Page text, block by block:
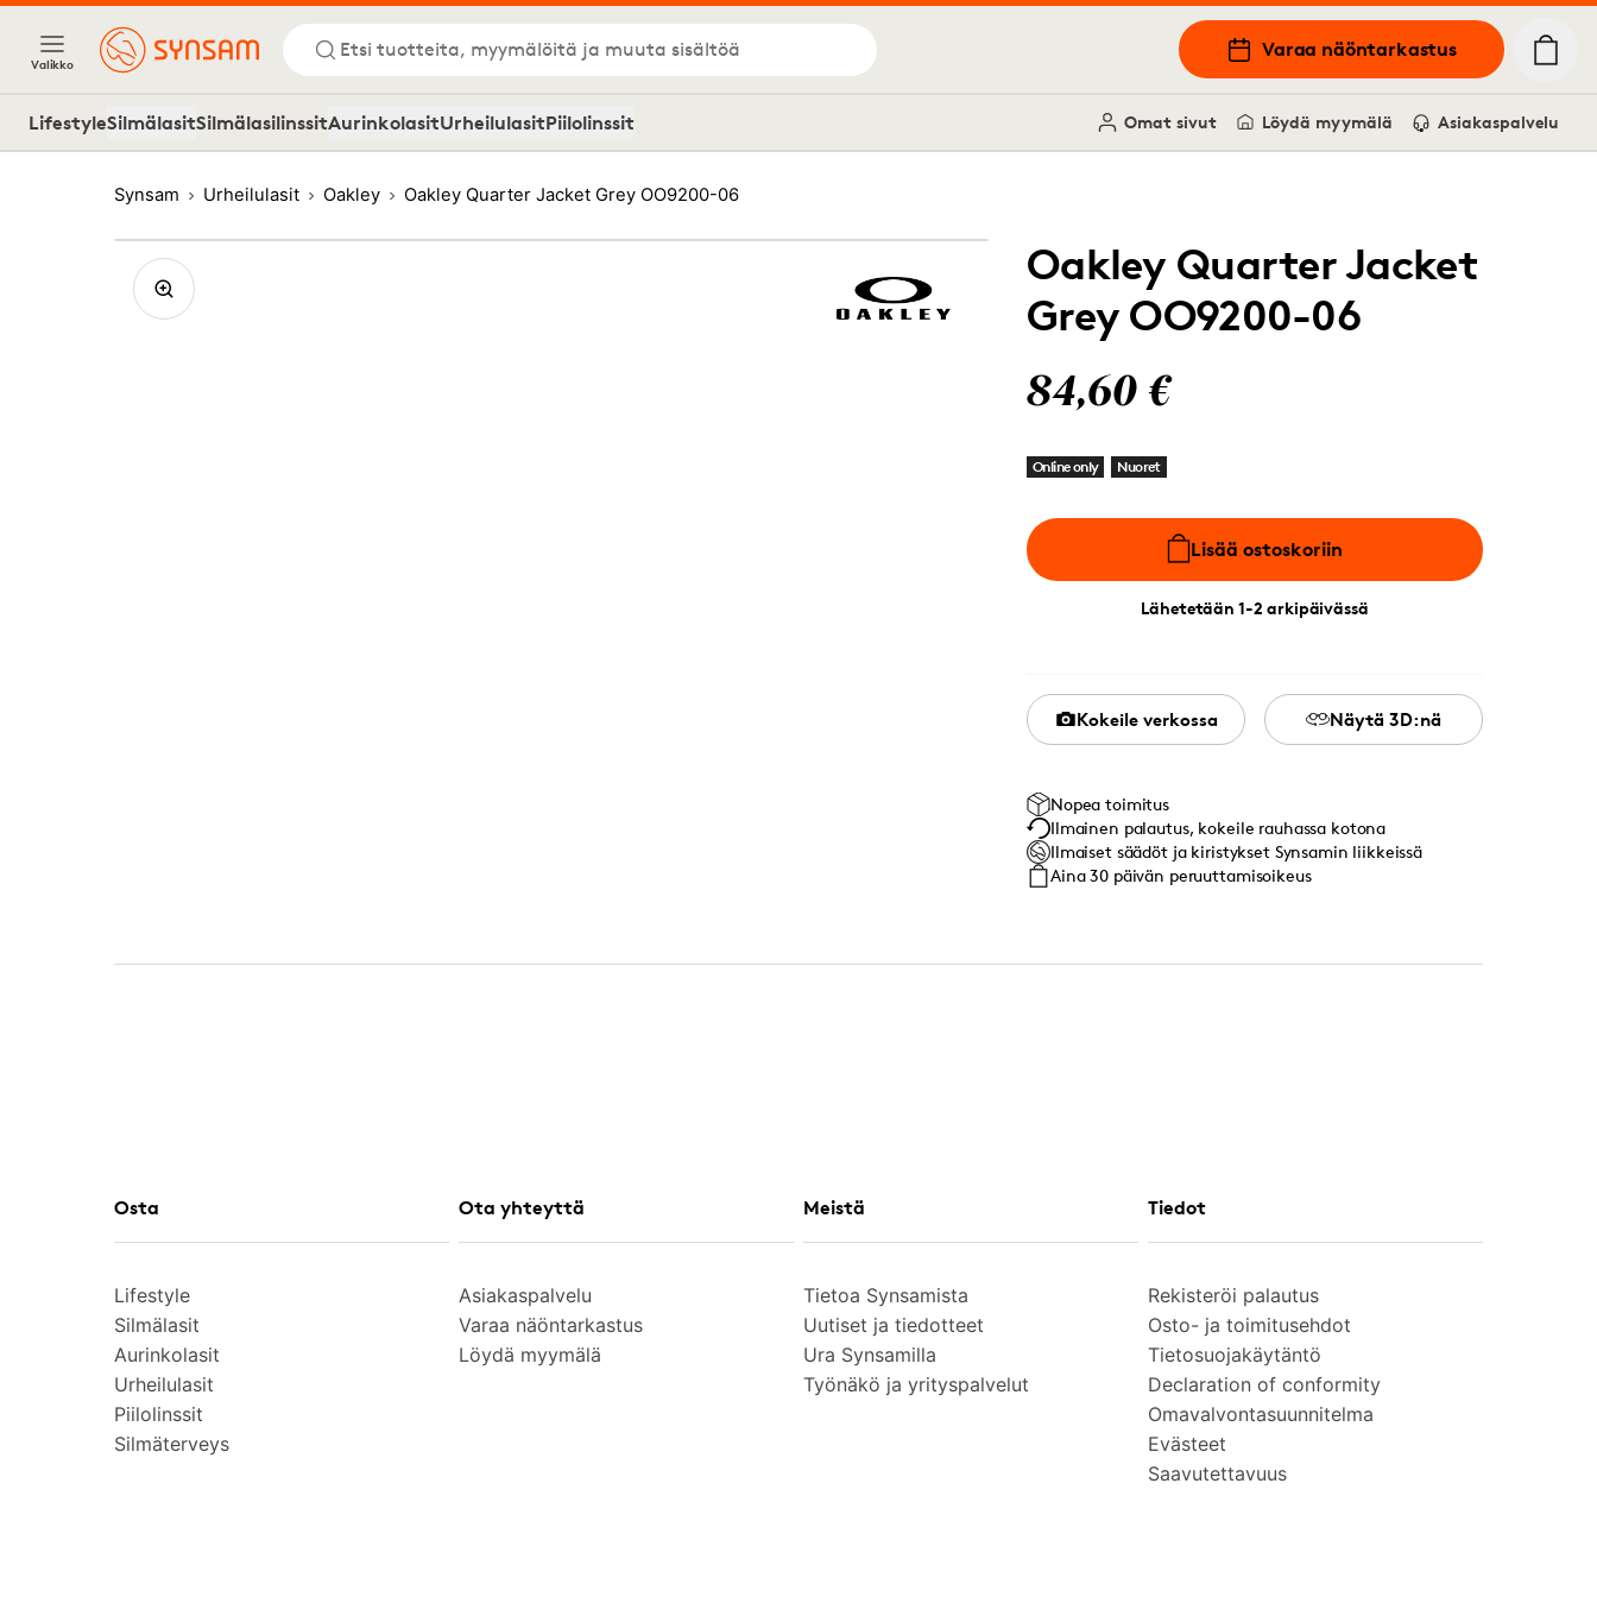
Valikko
Etsi tuotteita, myymälöitä ja muuta sisältöä Varaa näöntarkastus
LifestyleSilmälasitSilmälasilinssitAurinkolasitUrheilulasitPiilolinssit Omat sivut Löydä myymälä Asiakaspalvelu
Synsam Urheilulasit Oakley Oakley Quarter Jacket Grey OO9200-06
Oakley Quarter Jacket
Grey OO9200-06
84,60 €
Online only Nuoret
Lisää ostoskoriin
Lähetetään 1-2 arkipäivässä
Kokeile verkossa Näytä 3D:nä
Nopea toimitus
Ilmainen palautus, kokeile rauhassa kotona
Ilmaiset säädöt ja kiristykset Synsamin liikkeissä
Aina 30 päivän peruuttamisoikeus
Osta
Lifestyle
Silmälasit
Aurinkolasit
Urheilulasit
Piilolinssit
Silmäterveys
Ota yhteyttä
Asiakaspalvelu
Varaa näöntarkastus
Löydä myymälä
Meistä
Tietoa Synsamista
Uutiset ja tiedotteet
Ura Synsamilla
Työnäkö ja yrityspalvelut
Tiedot
Rekisteröi palautus
Osto- ja toimitusehdot
Tietosuojakäytäntö
Declaration of conformity
Omavalvontasuunnitelma
Evästeet
Saavutettavuus